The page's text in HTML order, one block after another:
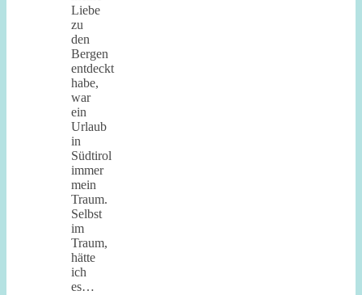
Liebe
zu
den
Bergen
entdeckt
habe,
war
ein
Urlaub
in
Südtirol
immer
mein
Traum.
Selbst
im
Traum,
hätte
ich
es…